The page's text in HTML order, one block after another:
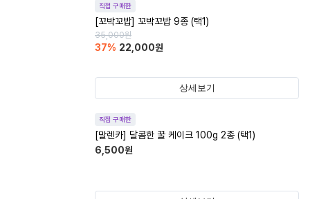
직접 구매한
[꼬박꼬밥] 꼬박꼬밥 9종 (택1)
35,000원
37% 22,000원
상세보기
직접 구매한
[말렌카] 달콤한 꿀 케이크 100g 2종 (택1)
6,500원